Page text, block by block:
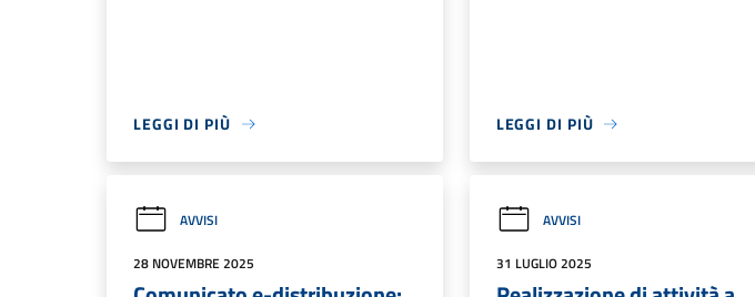
LEGGI DI PIÙ LEGGI DI PIÙ
AVVISI
28 NOVEMBRE 2025
AVVISI
31 LUGLIO 2025